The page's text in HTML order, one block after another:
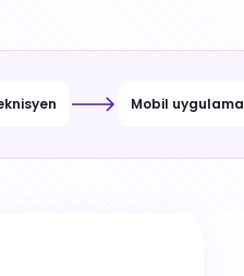
Mobil uygulama